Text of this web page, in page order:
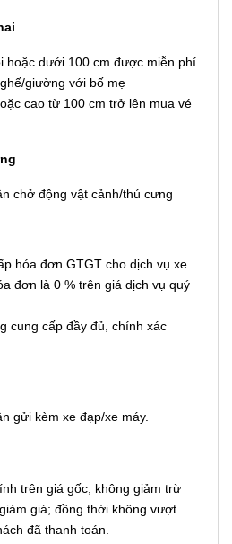
hoặc dưới 100 cm được miễn phí
giường với bố mẹ
cao từ 100 cm trở lên mua vé
chở động vật cảnh/thú cưng
hóa đơn GTGT cho dịch vụ xe
đơn là 0 % trên giá dịch vụ quý
cung cấp đầy đủ, chính xác
gửi kèm xe đạp/xe máy.
trên giá gốc, không giảm trừ
giá; đồng thời không vượt
đã thanh toán.